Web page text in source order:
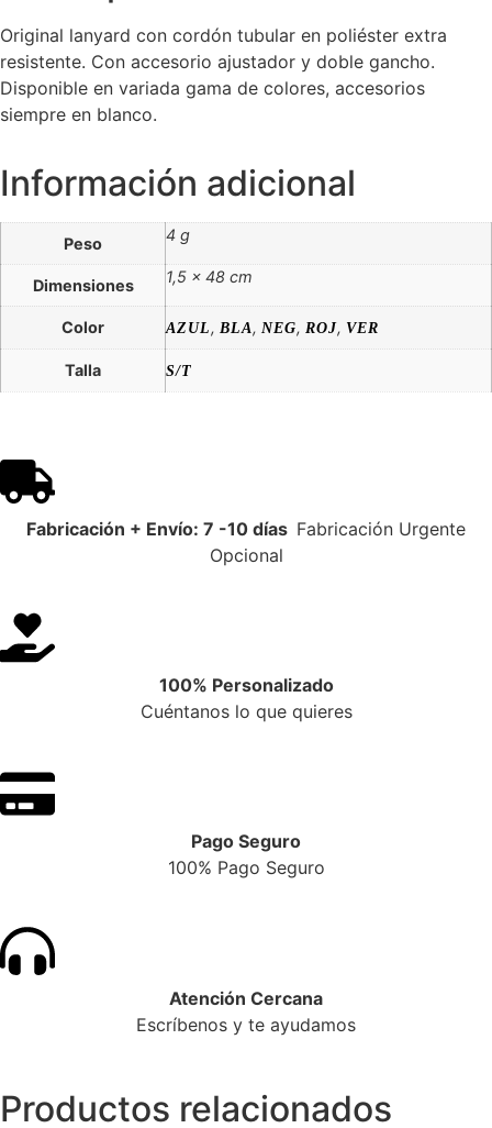
Original lanyard con cordón tubular en poliéster extra
resistente. Con accesorio ajustador y doble gancho.
Disponible en variada gama de colores, accesorios
siempre en blanco.
Información adicional
Peso 4 g
Dimensiones 1,5 × 48 cm
Color AZUL, BLA, NEG, ROJ, VER
Talla S/T
Fabricación + Envío: 7 -10 días Fabricación Urgente
Opcional
100% Personalizado
Cuéntanos lo que quieres
Pago Seguro
100% Pago Seguro
Atención Cercana
Escríbenos y te ayudamos
Productos relacionados